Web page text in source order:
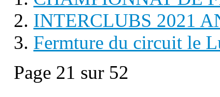
INTERCLUBS 2021
Fermture du circuit le
Page 21 sur 52